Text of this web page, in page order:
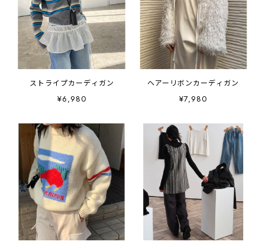
ストライプカーディガン
¥6,980
ヘアーリボンカーディガン
¥7,980